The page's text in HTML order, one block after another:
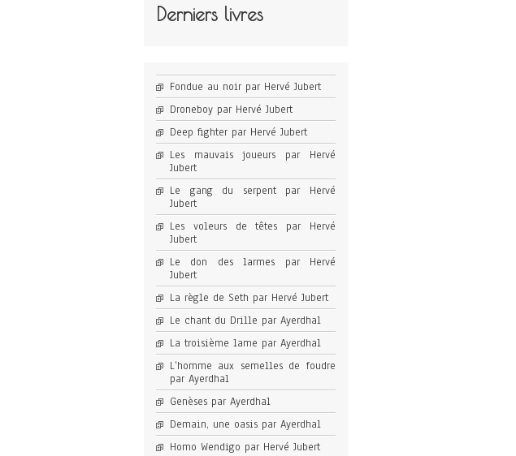
Derniers livres
Fondue au noir par Hervé Jubert
Droneboy par Hervé Jubert
Deep fighter par Hervé Jubert
Les mauvais joueurs par Hervé
Jubert
Le gang du serpent par Hervé
Jubert
Les voleurs de têtes par Hervé
Jubert
Le don des larmes par Hervé
Jubert
La règle de Seth par Hervé Jubert
Le chant du Drille par Ayerdhal
La troisième lame par Ayerdhal
L’homme aux semelles de foudre
par Ayerdhal
Genèses par Ayerdhal
Demain, une oasis par Ayerdhal
Homo Wendigo par Hervé Jubert